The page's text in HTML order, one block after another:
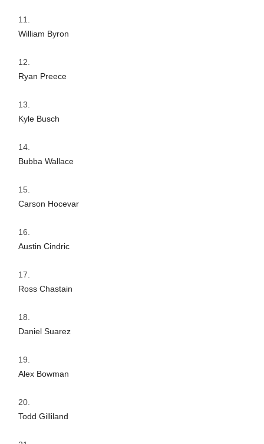
William Byron
Ryan Preece
Kyle Busch
Bubba Wallace
Carson Hocevar
Austin Cindric
Ross Chastain
Daniel Suarez
Alex Bowman
Todd Gilliland